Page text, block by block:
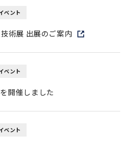
ベント
術展 出展のご案内
ベント
開催しました
ベント